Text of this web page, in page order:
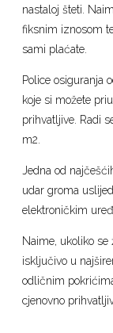
nastaloj šteti.
fiksnim iznosom
sami plaćate.
Police osiguranja
koje si možete
prihvatljive. Radi
m2.
Jedna od
udar groma
elektroničkim
Naime, ukoliko
isključivo u
odličnim
cjenovno